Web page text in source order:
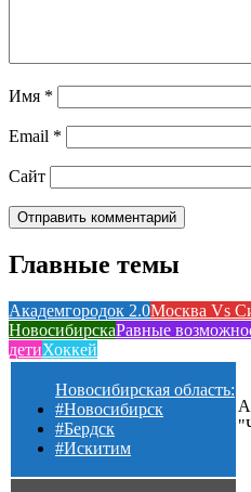
Имя *
Email *
Сайт
Главные темы
Академгородок 2.0Москва Vs
НовосибирскаРавные
детиХоккей
Новосибирская область:
#Новосибирск
#Бердск
#Искитим